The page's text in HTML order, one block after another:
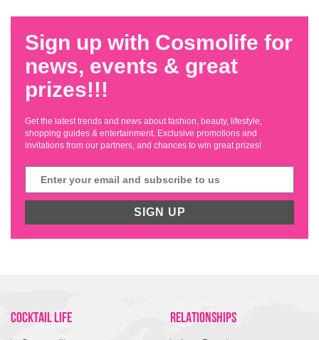
Sign up with Cosmolife for
news, events & great
prizes!!!
Get the latest trends and news about fashion, beauty, lifestyle,
shopping guides & entertainment. Exclusive promotions and
invitations from our partners, and chances to win great prizes!
SIGN UP
COCKTAIL LIFE RELATIONSHIPS